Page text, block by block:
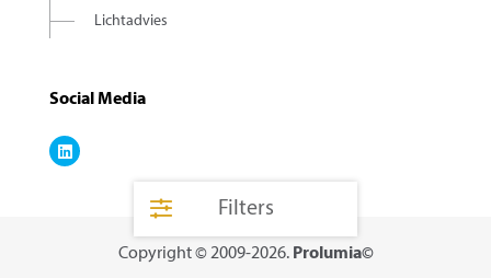
Filters
Lichtadvies
Social Media
Copyright © 2009-2026. Prolumia©